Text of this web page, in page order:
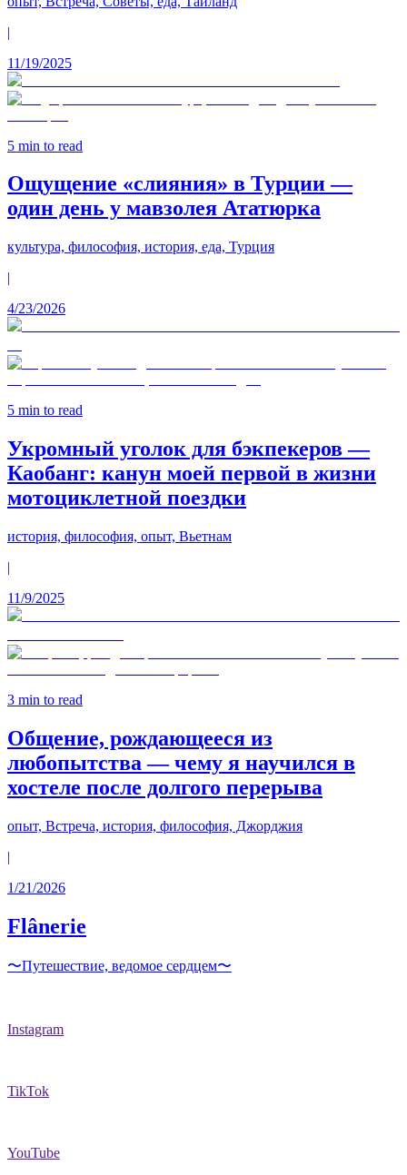
|
11/19/2025
5 min to read
Ощущение «слияния» в Турции —
один день у мавзолея Ататюрка
культура, философия, история, еда, Турция
|
4/23/2026
5 min to read
Укромный уголок для бэкпекеров —
Каобанг: канун моей первой в жизни
мотоциклетной поездки
история, философия, опыт, Вьетнам
|
11/9/2025
3 min to read
Общение, рождающееся из
любопытства — чему я научился в
хостеле после долгого перерыва
опыт, Встреча, история, философия, Джорджия
|
1/21/2026
Flânerie
〜Путешествие, ведомое сердцем〜
Instagram
TikTok
YouTube